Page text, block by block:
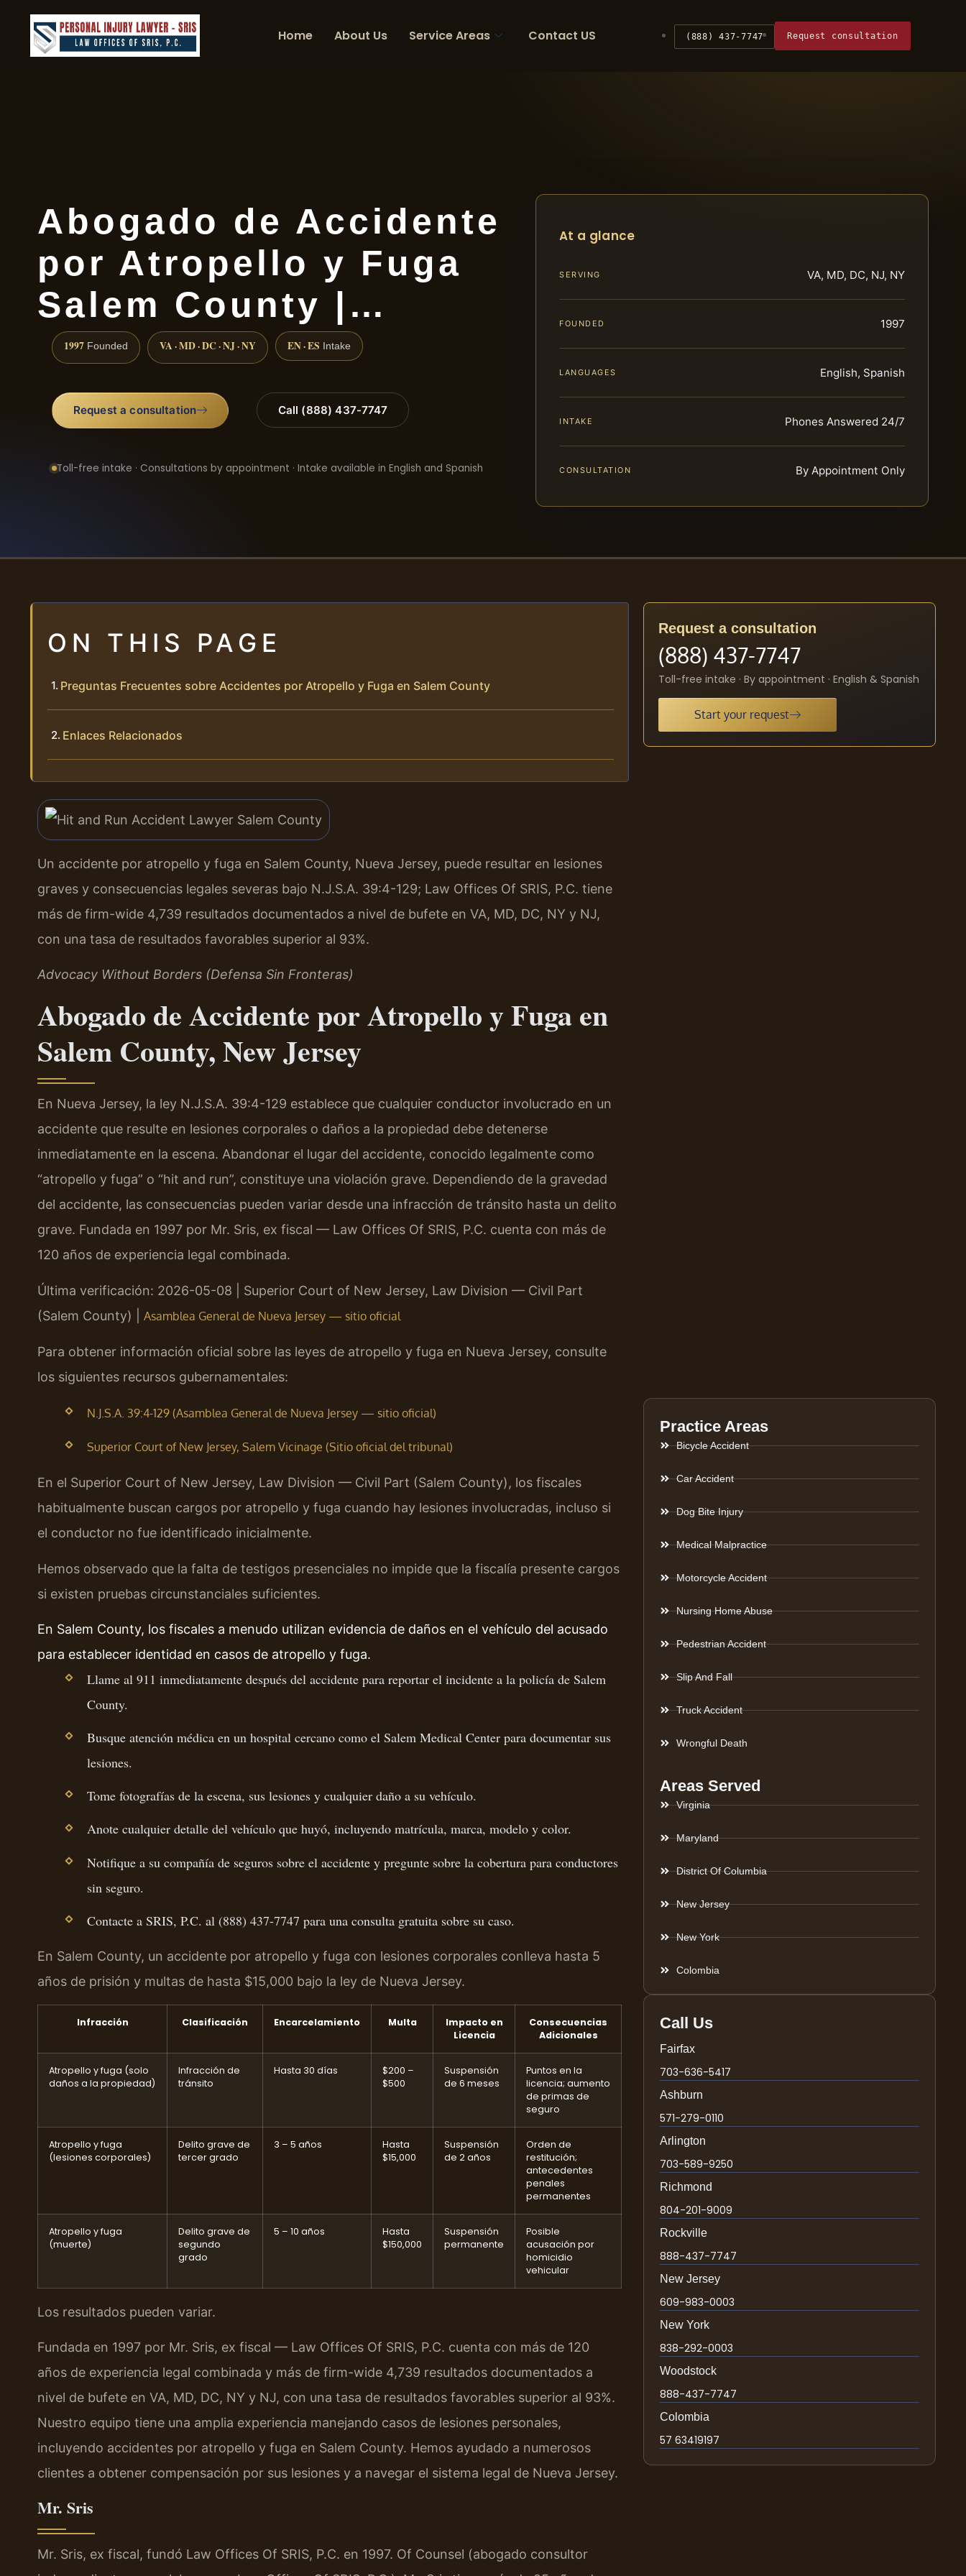
Home About Us Service Areas Contact US (888) 437-7747 Request consultation
Abogado de Accidente
por Atropello y Fuga
Salem County |…
1997 Founded VA · MD · DC · NJ · NY EN · ES Intake
Request a consultation Call (888) 437-7747
Toll-free intake · Consultations by appointment · Intake available in English and Spanish
At a glance
SERVING VA, MD, DC, NJ, NY
FOUNDED 1997
LANGUAGES English, Spanish
INTAKE Phones Answered 24/7
CONSULTATION By Appointment Only
ON THIS PAGE
Preguntas Frecuentes sobre Accidentes por Atropello y Fuga en Salem County
Enlaces Relacionados
Un accidente por atropello y fuga en Salem County, Nueva Jersey, puede resultar en lesiones
graves y consecuencias legales severas bajo N.J.S.A. 39:4-129; Law Offices Of SRIS, P.C. tiene
más de firm-wide 4,739 resultados documentados a nivel de bufete en VA, MD, DC, NY y NJ,
con una tasa de resultados favorables superior al 93%.
Advocacy Without Borders (Defensa Sin Fronteras)
Abogado de Accidente por Atropello y Fuga en
Salem County, New Jersey
En Nueva Jersey, la ley N.J.S.A. 39:4-129 establece que cualquier conductor involucrado en un
accidente que resulte en lesiones corporales o daños a la propiedad debe detenerse
inmediatamente en la escena. Abandonar el lugar del accidente, conocido legalmente como
“atropello y fuga” o “hit and run”, constituye una violación grave. Dependiendo de la gravedad
del accidente, las consecuencias pueden variar desde una infracción de tránsito hasta un delito
grave. Fundada en 1997 por Mr. Sris, ex fiscal — Law Offices Of SRIS, P.C. cuenta con más de
120 años de experiencia legal combinada.
Última verificación: 2026-05-08 | Superior Court of New Jersey, Law Division — Civil Part
(Salem County) | Asamblea General de Nueva Jersey — sitio oficial
Para obtener información oficial sobre las leyes de atropello y fuga en Nueva Jersey, consulte
los siguientes recursos gubernamentales:
N.J.S.A. 39:4-129 (Asamblea General de Nueva Jersey — sitio oficial)
Superior Court of New Jersey, Salem Vicinage (Sitio oficial del tribunal)
En el Superior Court of New Jersey, Law Division — Civil Part (Salem County), los fiscales
habitualmente buscan cargos por atropello y fuga cuando hay lesiones involucradas, incluso si
el conductor no fue identificado inicialmente.
Hemos observado que la falta de testigos presenciales no impide que la fiscalía presente cargos
si existen pruebas circunstanciales suficientes.
En Salem County, los fiscales a menudo utilizan evidencia de daños en el vehículo del acusado
para establecer identidad en casos de atropello y fuga.
Llame al 911 inmediatamente después del accidente para reportar el incidente a la policía de Salem
County.
Busque atención médica en un hospital cercano como el Salem Medical Center para documentar sus
lesiones.
Tome fotografías de la escena, sus lesiones y cualquier daño a su vehículo.
Anote cualquier detalle del vehículo que huyó, incluyendo matrícula, marca, modelo y color.
Notifique a su compañía de seguros sobre el accidente y pregunte sobre la cobertura para conductores
sin seguro.
Contacte a SRIS, P.C. al (888) 437-7747 para una consulta gratuita sobre su caso.
En Salem County, un accidente por atropello y fuga con lesiones corporales conlleva hasta 5
años de prisión y multas de hasta $15,000 bajo la ley de Nueva Jersey.
Infracción Clasificación Encarcelamiento Multa
Impacto en
Licencia
Consecuencias
Adicionales
Atropello y fuga (solo
daños a la propiedad)
Infracción de
tránsito
Hasta 30 días
$200 –
$500
Suspensión
de 6 meses
Puntos en la
licencia; aumento
de primas de
seguro
Atropello y fuga
(lesiones corporales)
Delito grave de
tercer grado
3 – 5 años
Hasta
$15,000
Suspensión
de 2 años
Orden de
restitución;
antecedentes
penales
permanentes
Atropello y fuga
(muerte)
Delito grave de
segundo
grado
5 – 10 años
Hasta
$150,000
Suspensión
permanente
Posible
acusación por
homicidio
vehicular
Los resultados pueden variar.
Fundada en 1997 por Mr. Sris, ex fiscal — Law Offices Of SRIS, P.C. cuenta con más de 120
años de experiencia legal combinada y más de firm-wide 4,739 resultados documentados a
nivel de bufete en VA, MD, DC, NY y NJ, con una tasa de resultados favorables superior al 93%.
Nuestro equipo tiene una amplia experiencia manejando casos de lesiones personales,
incluyendo accidentes por atropello y fuga en Salem County. Hemos ayudado a numerosos
clientes a obtener compensación por sus lesiones y a navegar el sistema legal de Nueva Jersey.
Mr. Sris
Mr. Sris, ex fiscal, fundó Law Offices Of SRIS, P.C. en 1997. Of Counsel (abogado consultor
Request a consultation
(888) 437-7747
Toll-free intake · By appointment · English & Spanish
Start your request
Practice Areas
Bicycle Accident
Car Accident
Dog Bite Injury
Medical Malpractice
Motorcycle Accident
Nursing Home Abuse
Pedestrian Accident
Slip And Fall
Truck Accident
Wrongful Death
Areas Served
Virginia
Maryland
District Of Columbia
New Jersey
New York
Colombia
Call Us
Fairfax
703-636-5417
Ashburn
571-279-0110
Arlington
703-589-9250
Richmond
804-201-9009
Rockville
888-437-7747
New Jersey
609-983-0003
New York
838-292-0003
Woodstock
888-437-7747
Colombia
57 63419197